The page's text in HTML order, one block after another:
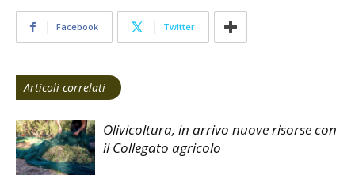
Facebook Twitter
Articoli correlati
Olivicoltura, in arrivo nuove risorse con
il Collegato agricolo